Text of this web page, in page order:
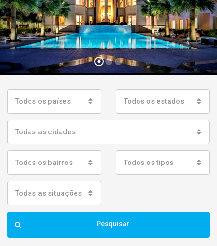
Todos os países Todos os estados
Todas as cidades
Todos os bairros Todos os tipos
Todas as situações
Pesquisar